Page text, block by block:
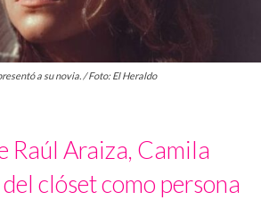
a su novia. / Foto: El Heraldo
Raúl Araiza, Camila
clóset como persona